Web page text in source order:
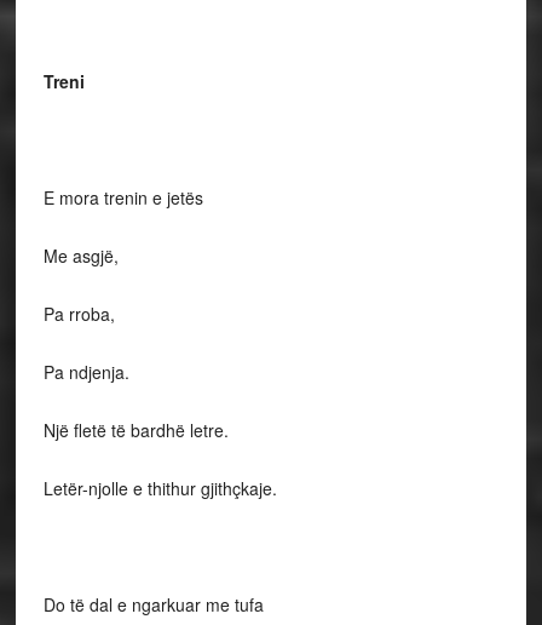
Treni
E mora trenin e jetës
Me asgjë,
Pa rroba,
Pa ndjenja.
Një fletë të bardhë letre.
Letër-njolle e thithur gjithçkaje.
Do të dal e ngarkuar me tufa